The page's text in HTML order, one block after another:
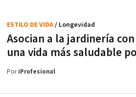
Asocian a la jardinería
una vida más saludable
ESTILO DE VIDA/ Longevidad
PoriProfesional